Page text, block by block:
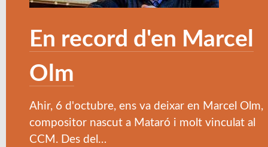
En record d'en Marcel
Olm
Ahir, 6 d'octubre, ens va deixar en Marcel Olm,
compositor nascut a Mataró i molt vinculat al
CCM. Des del …